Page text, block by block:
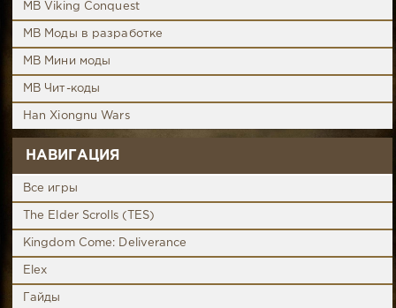
MB Viking Conquest
MB Моды в разработке
MB Мини моды
MB Чит-коды
Han Xiongnu Wars
НАВИГАЦИЯ
Все игры
The Elder Scrolls (TES)
Kingdom Come: Deliverance
Elex
Гайды